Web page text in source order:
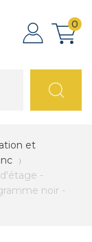
0
et
-
noir -